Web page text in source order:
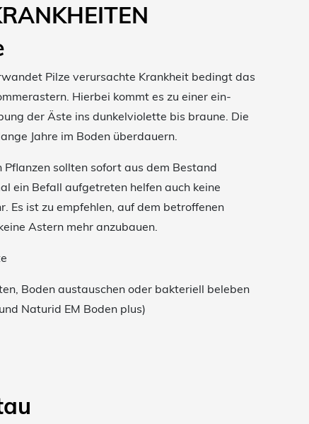
Pilze verursachte Krankheit bedingt das
Hierbei kommt es zu einer ein-
der Äste ins dunkelviolette bis braune. Die
Jahre im Boden überdauern.
Pflanzen sollten sofort aus dem Bestand
ein Befall aufgetreten helfen auch keine
Es ist zu empfehlen, auf dem betroffenen
Astern mehr anzubauen.
Boden austauschen oder bakteriell beleben
Naturid EM Boden plus)